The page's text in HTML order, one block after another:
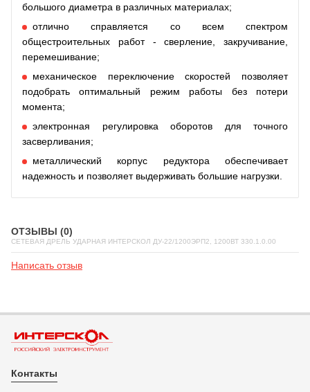
большого диаметра в различных материалах;
отлично справляется со всем спектром
общестроительных работ - сверление, закручивание,
перемешивание;
механическое переключение скоростей позволяет
подобрать оптимальный режим работы без потери
момента;
электронная регулировка оборотов для точного
засверливания;
металлический корпус редуктора обеспечивает
надежность и позволяет выдерживать большие нагрузки.
ОТЗЫВЫ (0)
СЕТЕВАЯ ДРЕЛЬ УДАРНАЯ ИНТЕРСКОЛ ДУ-22/1200ЭРП2, 1200ВТ 330.1.0.00
Написать отзыв
Контакты